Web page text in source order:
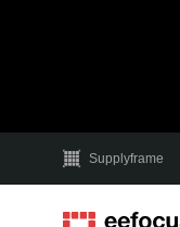
Supplyframe